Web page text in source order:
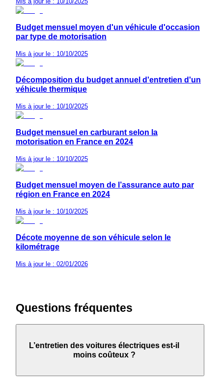
Budget mensuel moyen d'un véhicule d'occasion
par type de motorisation
Mis à jour le : 10/10/2025
Décomposition du budget annuel d'entretien d'un
véhicule thermique
Mis à jour le : 10/10/2025
Budget mensuel en carburant selon la
motorisation en France en 2024
Mis à jour le : 10/10/2025
Budget mensuel moyen de l’assurance auto par
région en France en 2024
Mis à jour le : 10/10/2025
Décote moyenne de son véhicule selon le
kilométrage
Mis à jour le : 02/01/2026
Questions fréquentes
L’entretien des voitures électriques est-il
moins coûteux ?